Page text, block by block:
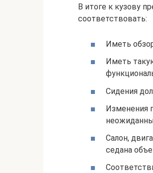
В итоге к кузову
соответствовать:
Иметь
Иметь
Сидения
Изменения
Салон,
седана